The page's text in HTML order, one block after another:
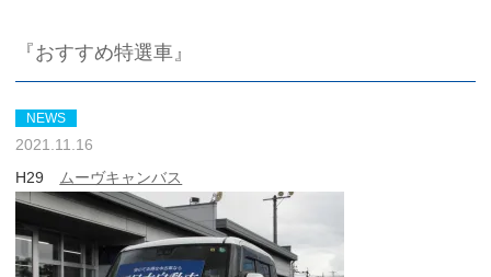
『おすすめ特選車』
NEWS
2021.11.16
H29
ムーヴキャンバス